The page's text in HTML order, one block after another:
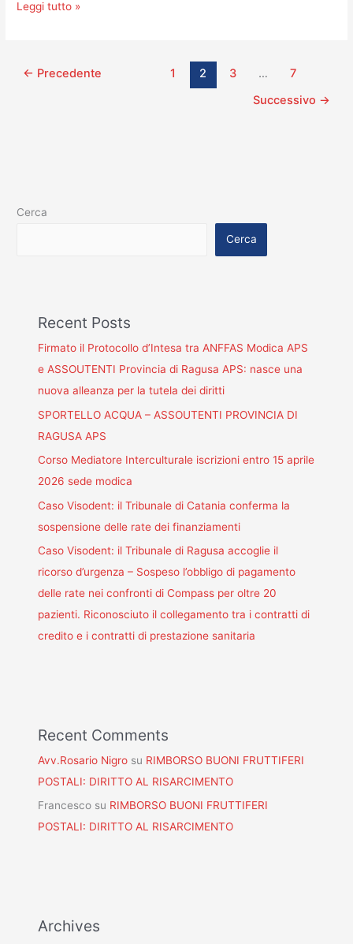
IN
Leggi tutto »
← Precedente 1 2 3 …
7
Successivo →
Cerca
Cerca
Recent Posts
Firmato il Protocollo d’Intesa tra ANFFAS Modica APS
e ASSOUTENTI Provincia di Ragusa APS: nasce una
nuova alleanza per la tutela dei diritti
SPORTELLO ACQUA – ASSOUTENTI PROVINCIA DI
RAGUSA APS
Corso Mediatore Interculturale iscrizioni entro 15 aprile
2026 sede modica
Caso Visodent: il Tribunale di Catania conferma la
sospensione delle rate dei finanziamenti
Caso Visodent: il Tribunale di Ragusa accoglie il
ricorso d’urgenza – Sospeso l’obbligo di pagamento
delle rate nei confronti di Compass per oltre 20
pazienti. Riconosciuto il collegamento tra i contratti di
credito e i contratti di prestazione sanitaria
Recent Comments
Avv.Rosario Nigro su RIMBORSO BUONI FRUTTIFERI
POSTALI: DIRITTO AL RISARCIMENTO
Francesco su RIMBORSO BUONI FRUTTIFERI
POSTALI: DIRITTO AL RISARCIMENTO
Archives